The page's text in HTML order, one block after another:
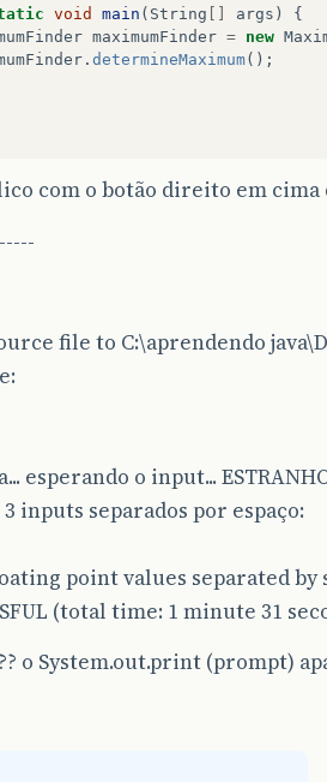
void main ( String args )
{
maximumFinder = new
. determineMaximum();
com o botão direito em cima
file to C:\aprendendo
esperando o input...
inputs separados por espaço:
point values separated by
(total time: 1 minute 31
o System.out.print (prompt)